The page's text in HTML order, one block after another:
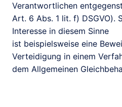
Verantwortlichen
Art. 6 Abs. 1 lit. f) DSGVO).
Interesse in diesem Sinne
ist beispielsweise eine
Verteidigung in einem
dem Allgemeinen